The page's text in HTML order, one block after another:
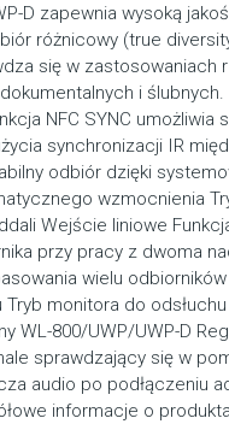
D zapewnia wysoką
różnicowy (true
się w zastosowaniach
i
NFC SYNC
synchronizacji IR
odbiór dzięki
wzmocnienia
Wejście liniowe
przy pracy z dwoma
wielu
Tryb monitora do
WL-800/UWP/UWP-D
sprawdzający się w
audio po podłączeniu
informacje o